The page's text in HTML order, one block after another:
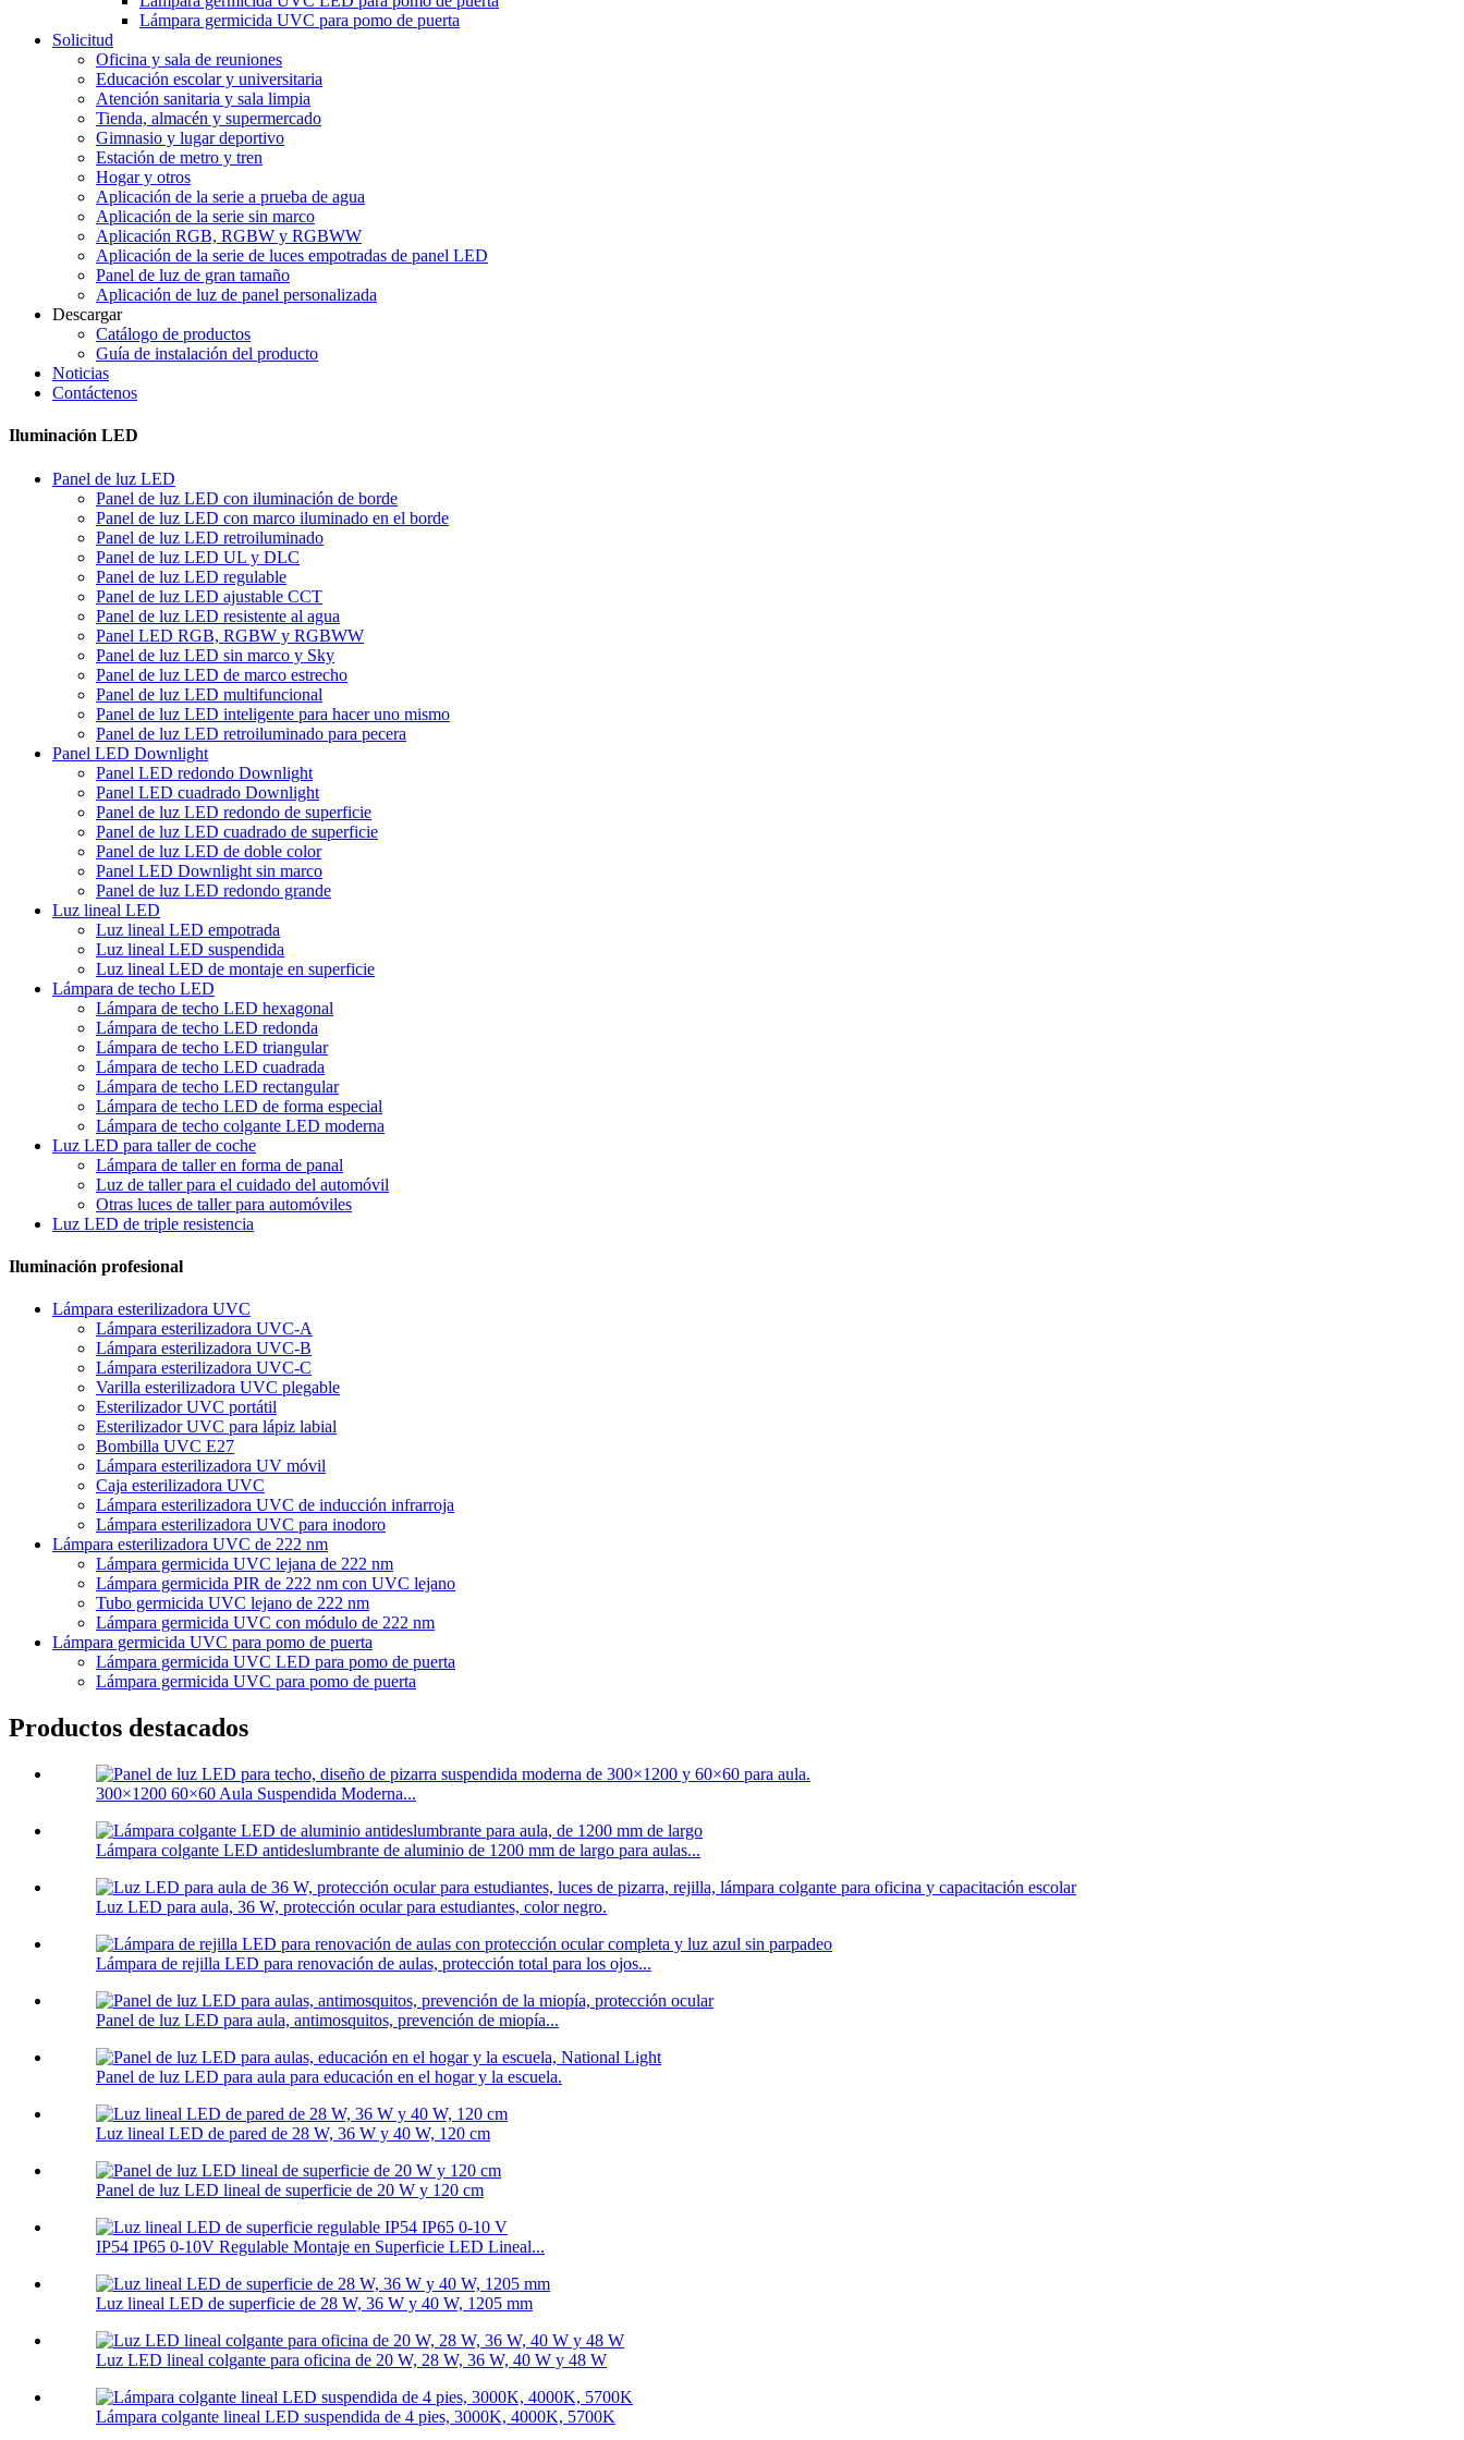
Lámpara germicida UVC para pomo de puerta
Solicitud
Oficina y sala de reuniones
Educación escolar y universitaria
Atención sanitaria y sala limpia
Tienda, almacén y supermercado
Gimnasio y lugar deportivo
Estación de metro y tren
Hogar y otros
Aplicación de la serie a prueba de agua
Aplicación de la serie sin marco
Aplicación RGB, RGBW y RGBWW
Aplicación de la serie de luces empotradas de panel LED
Panel de luz de gran tamaño
Aplicación de luz de panel personalizada
Descargar
Catálogo de productos
Guía de instalación del producto
Noticias
Contáctenos
Iluminación LED
Panel de luz LED
Panel de luz LED con iluminación de borde
Panel de luz LED con marco iluminado en el borde
Panel de luz LED retroiluminado
Panel de luz LED UL y DLC
Panel de luz LED regulable
Panel de luz LED ajustable CCT
Panel de luz LED resistente al agua
Panel LED RGB, RGBW y RGBWW
Panel de luz LED sin marco y Sky
Panel de luz LED de marco estrecho
Panel de luz LED multifuncional
Panel de luz LED inteligente para hacer uno mismo
Panel de luz LED retroiluminado para pecera
Panel LED Downlight
Panel LED redondo Downlight
Panel LED cuadrado Downlight
Panel de luz LED redondo de superficie
Panel de luz LED cuadrado de superficie
Panel de luz LED de doble color
Panel LED Downlight sin marco
Panel de luz LED redondo grande
Luz lineal LED
Luz lineal LED empotrada
Luz lineal LED suspendida
Luz lineal LED de montaje en superficie
Lámpara de techo LED
Lámpara de techo LED hexagonal
Lámpara de techo LED redonda
Lámpara de techo LED triangular
Lámpara de techo LED cuadrada
Lámpara de techo LED rectangular
Lámpara de techo LED de forma especial
Lámpara de techo colgante LED moderna
Luz LED para taller de coche
Lámpara de taller en forma de panal
Luz de taller para el cuidado del automóvil
Otras luces de taller para automóviles
Luz LED de triple resistencia
Iluminación profesional
Lámpara esterilizadora UVC
Lámpara esterilizadora UVC-A
Lámpara esterilizadora UVC-B
Lámpara esterilizadora UVC-C
Varilla esterilizadora UVC plegable
Esterilizador UVC portátil
Esterilizador UVC para lápiz labial
Bombilla UVC E27
Lámpara esterilizadora UV móvil
Caja esterilizadora UVC
Lámpara esterilizadora UVC de inducción infrarroja
Lámpara esterilizadora UVC para inodoro
Lámpara esterilizadora UVC de 222 nm
Lámpara germicida UVC lejana de 222 nm
Lámpara germicida PIR de 222 nm con UVC lejano
Tubo germicida UVC lejano de 222 nm
Lámpara germicida UVC con módulo de 222 nm
Lámpara germicida UVC para pomo de puerta
Lámpara germicida UVC LED para pomo de puerta
Lámpara germicida UVC para pomo de puerta
Productos destacados
300×1200 60×60 Aula Suspendida Moderna...
Lámpara colgante LED antideslumbrante de aluminio de 1200 mm de largo para aulas...
Luz LED para aula, 36 W, protección ocular para estudiantes, color negro.
Lámpara de rejilla LED para renovación de aulas, protección total para los ojos...
Panel de luz LED para aula, antimosquitos, prevención de miopía...
Panel de luz LED para aula para educación en el hogar y la escuela.
Luz lineal LED de pared de 28 W, 36 W y 40 W, 120 cm
Panel de luz LED lineal de superficie de 20 W y 120 cm
IP54 IP65 0-10V Regulable Montaje en Superficie LED Lineal...
Luz lineal LED de superficie de 28 W, 36 W y 40 W, 1205 mm
Luz LED lineal colgante para oficina de 20 W, 28 W, 36 W, 40 W y 48 W
Lámpara colgante lineal LED suspendida de 4 pies, 3000K, 4000K, 5700K